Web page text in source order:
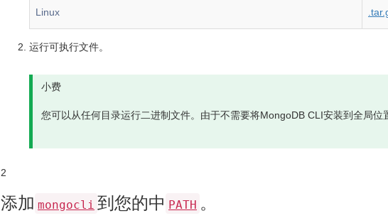
Linux
运行可执行文件。
小费
您可以从任何目录运行二进制文件。由于不需要将MongoDB CLI安装到全局
2
添加 mongocli 到您的中 PATH 。